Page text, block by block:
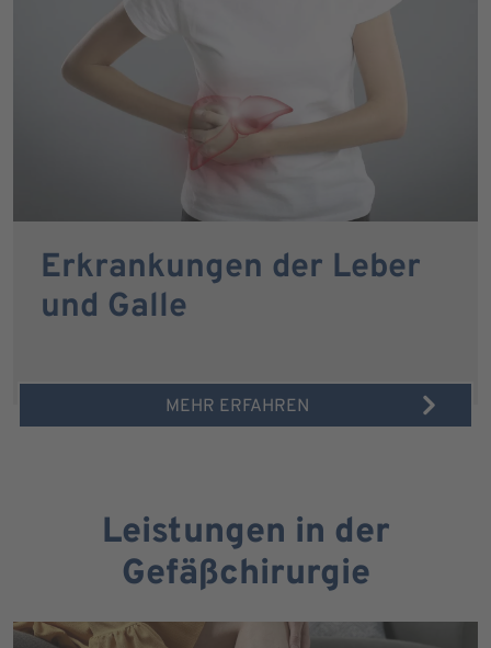
Erkrankungen der Leber
und Galle
MEHR ERFAHREN
Leistungen in der
Gefäßchirurgie